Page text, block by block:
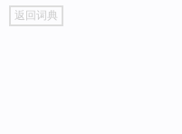
go
top
返回词典